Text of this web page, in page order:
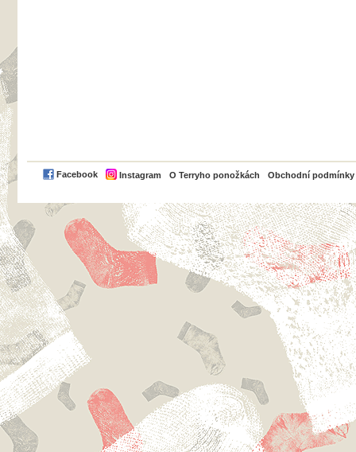
Facebook Instagram O Terryho ponožkách Obchodní podmínky
PayPal